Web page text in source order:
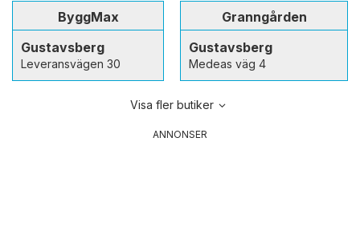
ByggMax
Gustavsberg
Leveransvägen 30
Granngården
Gustavsberg
Medeas väg 4
Visa fler butiker
ANNONSER